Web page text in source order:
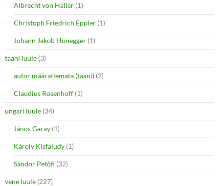
Albrecht von Haller (1)
Christoph Friedrich Eppler (1)
Johann Jakob Honegger (1)
taani luule (3)
autor määratlemata (taani) (2)
Claudius Rosenhoff (1)
ungari luule (34)
János Garay (1)
Károly Kisfaludy (1)
Sándor Petőfi (32)
vene luule (227)